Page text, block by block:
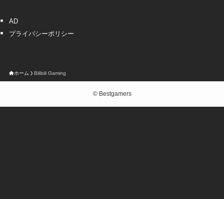
AD
プライバシーポリシー
ホーム Bilibili Gaming
©Bestgamers